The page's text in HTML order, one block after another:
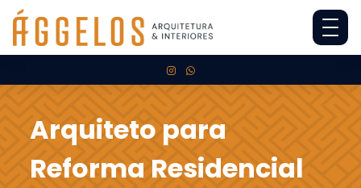
Arquiteto para
Reforma Residencial